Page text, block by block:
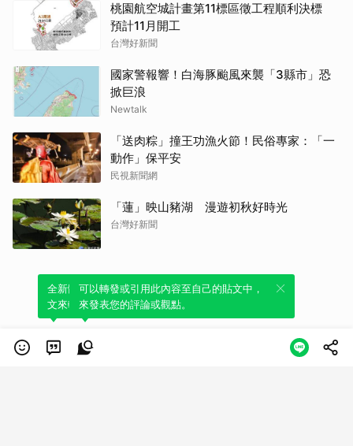
桃園航空城計畫第11標區徵工程順利決標
預計11月開工
台灣好新聞
國家警報響！白海豚颱風來襲「3縣市」恐
掀巨浪
Newtalk
「送肉粽」撞王功漁火節！民俗專家：「一
動作」保平安
民視新聞網
「蓮」映山豬湖 漫遊初秋好時光
台灣好新聞
全新體驗！一鍵引用此內容，透過發布貼
文來輕鬆表達個人立場。
可以轉發或引用此內容至自己的貼文中，
來發表您的評論或觀點。